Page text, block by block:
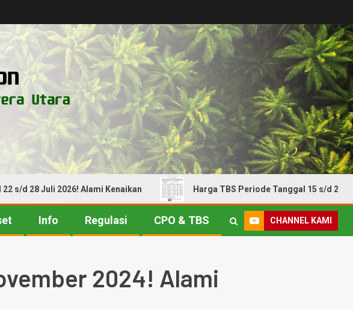
Juli 2026! Alami Kenaikan Harga TBS Periode Tanggal 15 s/d 21 Juli
Info Regulasi CPO & TBS CHANNEL KAMI
2024! Alami